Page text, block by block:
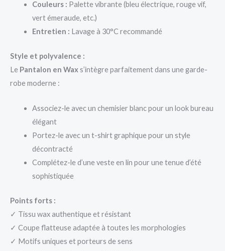
Couleurs : Palette vibrante (bleu électrique, rouge vif,
vert émeraude, etc.)
Entretien : Lavage à 30°C recommandé
Style et polyvalence :
Le Pantalon en Waxs’intègre parfaitement dans une garde-
robe moderne :
Associez-le avec un chemisier blanc pour un look bureau
élégant
Portez-le avec un t-shirt graphique pour un style
décontracté
Complétez-le d’une veste en lin pour une tenue d’été
sophistiquée
Points forts :
✓ Tissu wax authentique et résistant
✓ Coupe flatteuse adaptée à toutes les morphologies
✓ Motifs uniques et porteurs de sens